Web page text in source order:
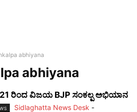
abhiyana
abhiyana
ರಿಂದ ವಿಜಯ BJP ಸಂಕಲ್ಪ ಅಭಿಯಾನ
Sidlaghatta News Desk -